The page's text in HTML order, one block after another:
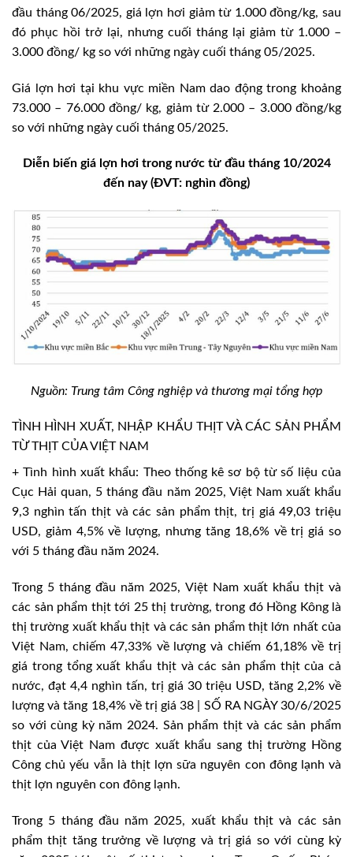
đầu tháng 06/2025, giá lợn hơi giảm từ 1.000 đồng/kg, sau
đó phục hồi trở lại, nhưng cuối tháng lại giảm từ 1.000 –
3.000 đồng/ kg so với những ngày cuối tháng 05/2025.
Giá lợn hơi tại khu vực miền Nam dao động trong khoảng
73.000 – 76.000 đồng/ kg, giảm từ 2.000 – 3.000 đồng/kg
so với những ngày cuối tháng 05/2025.
Diễn biến giá lợn hơi trong nước từ đầu tháng 10/2024
đến nay (ĐVT: nghìn đồng)
Nguồn: Trung tâm Công nghiệp và thương mại tổng hợp
TÌNH HÌNH XUẤT, NHẬP KHẨU THỊT VÀ CÁC SẢN PHẨM
TỪ THỊT CỦA VIỆT NAM
+ Tình hình xuất khẩu: Theo thống kê sơ bộ từ số liệu của
Cục Hải quan, 5 tháng đầu năm 2025, Việt Nam xuất khẩu
9,3 nghìn tấn thịt và các sản phẩm thịt, trị giá 49,03 triệu
USD, giảm 4,5% về lượng, nhưng tăng 18,6% về trị giá so
với 5 tháng đầu năm 2024.
Trong 5 tháng đầu năm 2025, Việt Nam xuất khẩu thịt và
các sản phẩm thịt tới 25 thị trường, trong đó Hồng Kông là
thị trường xuất khẩu thịt và các sản phẩm thịt lớn nhất của
Việt Nam, chiếm 47,33% về lượng và chiếm 61,18% về trị
giá trong tổng xuất khẩu thịt và các sản phẩm thịt của cả
nước, đạt 4,4 nghìn tấn, trị giá 30 triệu USD, tăng 2,2% về
lượng và tăng 18,4% về trị giá 38 | SỐ RA NGÀY 30/6/2025
so với cùng kỳ năm 2024. Sản phẩm thịt và các sản phẩm
thịt của Việt Nam được xuất khẩu sang thị trường Hồng
Công chủ yếu vẫn là thịt lợn sữa nguyên con đông lạnh và
thịt lợn nguyên con đông lạnh.
Trong 5 tháng đầu năm 2025, xuất khẩu thịt và các sản
phẩm thịt tăng trưởng về lượng và trị giá so với cùng kỳ